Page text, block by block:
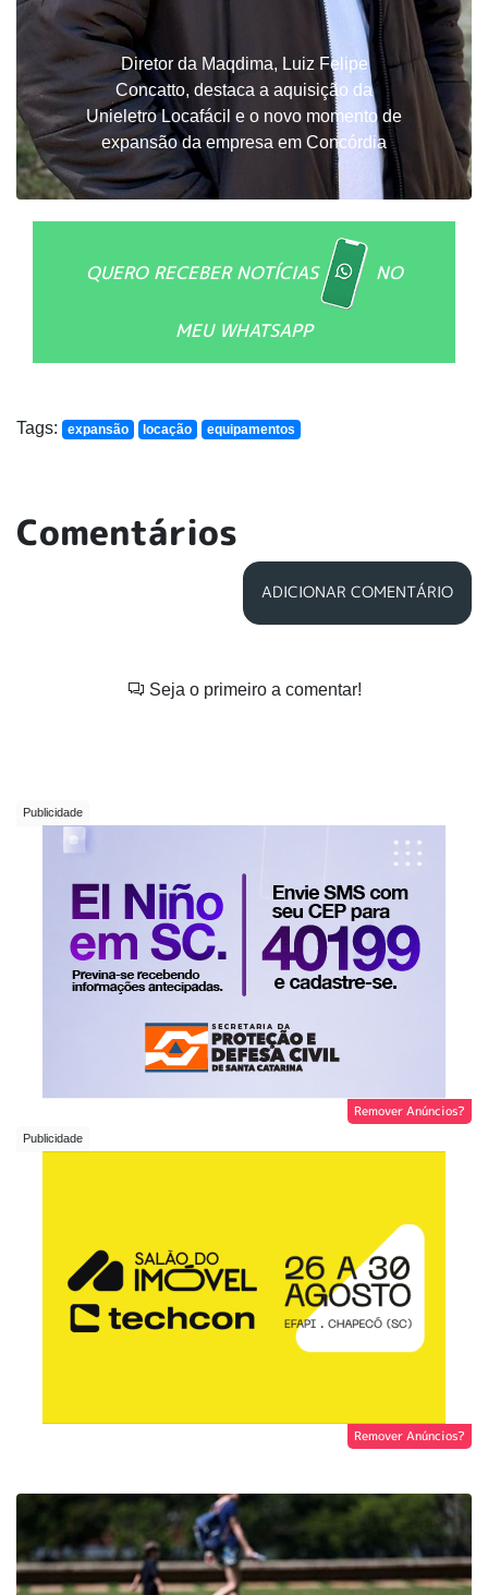
Diretor da Maqdima, Luiz Felipe
Concatto, destaca a aquisição da
Unieletro Locafácil e o novo momento de
expansão da empresa em Concórdia
QUERO RECEBER NOTÍCIAS NO
MEU WHATSAPP
Tags: expansão locação equipamentos
Comentários
ADICIONAR COMENTÁRIO
Seja o primeiro a comentar!
Remover Anúncios?
Remover Anúncios?